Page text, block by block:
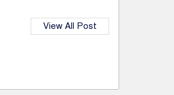
View All Post